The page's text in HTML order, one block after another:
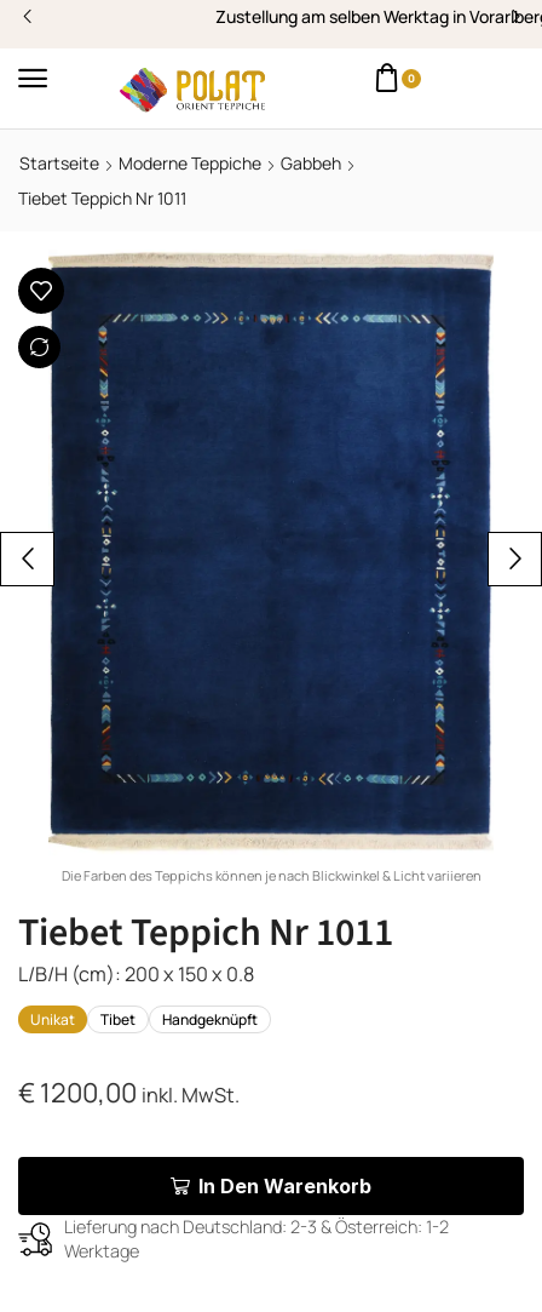
Zustellung am selben Werktag in Vorarlberg
0
Startseite Moderne Teppiche
Gabbeh
Tiebet Teppich Nr 1011
Die Farben des Teppichs können je nach Blickwinkel & Licht variieren
Tiebet Teppich Nr 1011
L/B/H (cm): 200 x 150 x 0.8
Unikat Tibet Handgeknüpft
€1200,00 inkl. MwSt.
In Den Warenkorb
Lieferung nach Deutschland: 2-3 & Österreich: 1-2
Werktage